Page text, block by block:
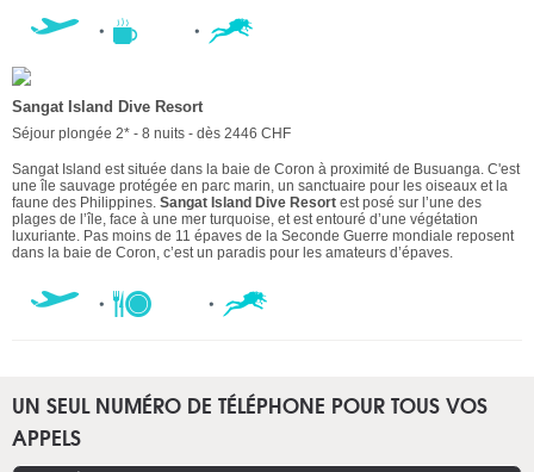
Sangat Island Dive Resort
Séjour plongée 2* - 8 nuits - dès 2446 CHF
Sangat Island est située dans la baie de Coron à proximité de Busuanga. C'est
une île sauvage protégée en parc marin, un sanctuaire pour les oiseaux et la
faune des Philippines. Sangat Island Dive Resort est posé sur l’une des
plages de l’île, face à une mer turquoise, et est entouré d’une végétation
luxuriante. Pas moins de 11 épaves de la Seconde Guerre mondiale reposent
dans la baie de Coron, c’est un paradis pour les amateurs d’épaves.
UN SEUL NUMÉRO DE TÉLÉPHONE POUR TOUS VOS
APPELS